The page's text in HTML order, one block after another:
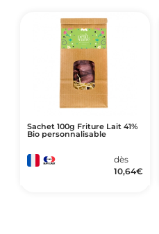
Sachet 100g Friture Lait 41%
Bio personnalisable
dès
10,64€